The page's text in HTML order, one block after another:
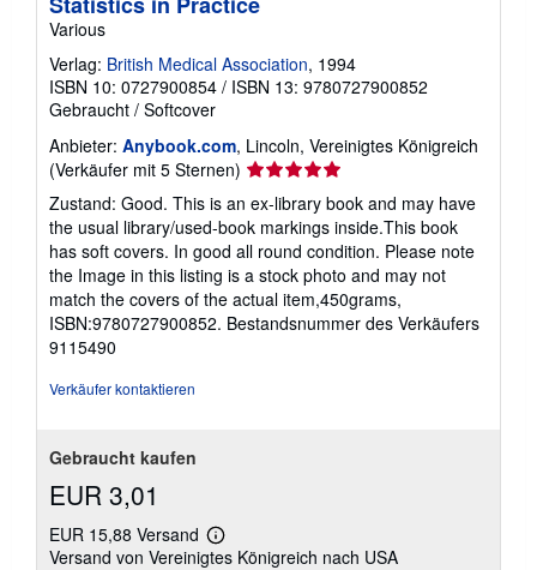
Various
Verlag: British Medical Association, 1994
ISBN 10: 0727900854 / ISBN 13: 9780727900852
Gebraucht / Softcover
Anbieter: Anybook.com, Lincoln, Vereinigtes Königreich
(Verkäufer mit 5 Sternen) Verkäuferbewertung
von
5
Sternen
Zustand: Good. This is an ex-library book and may have
the usual library/used-book markings inside.This book
has soft covers. In good all round condition. Please note
the Image in this listing is a stock photo and may not
match the covers of the actual item,450grams,
ISBN:9780727900852. Bestandsnummer des Verkäufers
9115490
Verkäufer kontaktieren
Gebraucht kaufen
EUR 3,01
EUR 15,88 Versand
Weitere
Informationen
Versand von Vereinigtes Königreich nach USA